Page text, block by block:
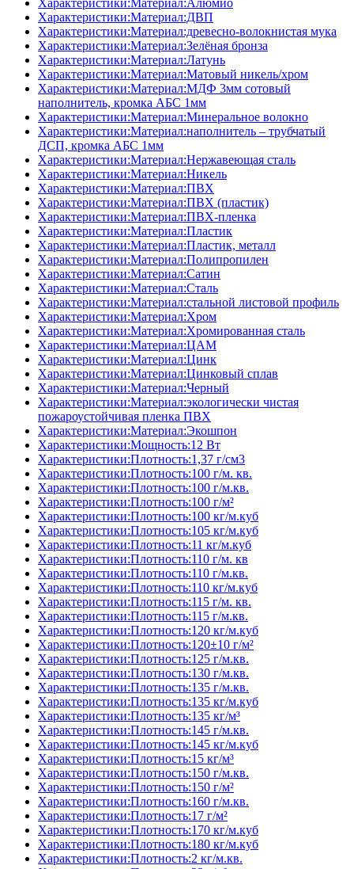
Характеристики:Материал:Алюмио
Характеристики:Материал:ДВП
Характеристики:Материал:древесно-волокнистая мука
Характеристики:Материал:Зелёная бронза
Характеристики:Материал:Латунь
Характеристики:Материал:Матовый никель/хром
Характеристики:Материал:МДФ 3мм сотовый
наполнитель, кромка AБC 1мм
Характеристики:Материал:Минеральное волокно
Характеристики:Материал:наполнитель – трубчатый
ДСП, кромка AБC 1мм
Характеристики:Материал:Нержавеющая сталь
Характеристики:Материал:Никель
Характеристики:Материал:ПВХ
Характеристики:Материал:ПВХ (пластик)
Характеристики:Материал:ПВХ-пленка
Характеристики:Материал:Пластик
Характеристики:Материал:Пластик, металл
Характеристики:Материал:Полипропилен
Характеристики:Материал:Сатин
Характеристики:Материал:Сталь
Характеристики:Материал:стальной листовой профиль
Характеристики:Материал:Хром
Характеристики:Материал:Хромированная сталь
Характеристики:Материал:ЦАМ
Характеристики:Материал:Цинк
Характеристики:Материал:Цинковый сплав
Характеристики:Материал:Черный
Характеристики:Материал:экологически чистая
пожароустойчивая пленка ПВХ
Характеристики:Материал:Экошпон
Характеристики:Мощность:12 Вт
Характеристики:Плотность:1,37 г/см3
Характеристики:Плотность:100 г/м. кв.
Характеристики:Плотность:100 г/м.кв.
Характеристики:Плотность:100 г/м²
Характеристики:Плотность:100 кг/м.куб
Характеристики:Плотность:105 кг/м.куб
Характеристики:Плотность:11 кг/м.куб
Характеристики:Плотность:110 г/м. кв
Характеристики:Плотность:110 г/м.кв.
Характеристики:Плотность:110 кг/м.куб
Характеристики:Плотность:115 г/м. кв.
Характеристики:Плотность:115 г/м.кв.
Характеристики:Плотность:120 кг/м.куб
Характеристики:Плотность:120±10 г/м²
Характеристики:Плотность:125 г/м.кв.
Характеристики:Плотность:130 г/м.кв.
Характеристики:Плотность:135 г/м.кв.
Характеристики:Плотность:135 кг/м.куб
Характеристики:Плотность:135 кг/м³
Характеристики:Плотность:145 г/м.кв.
Характеристики:Плотность:145 кг/м.куб
Характеристики:Плотность:15 кг/м³
Характеристики:Плотность:150 г/м.кв.
Характеристики:Плотность:150 г/м²
Характеристики:Плотность:160 г/м.кв.
Характеристики:Плотность:17 г/м²
Характеристики:Плотность:170 кг/м.куб
Характеристики:Плотность:180 кг/м.куб
Характеристики:Плотность:2 кг/м.кв.